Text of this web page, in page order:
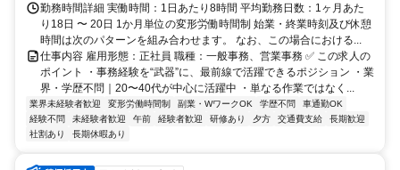
勤務時間詳細 実働時間：1日あたり8時間 平均勤務日数：1ヶ月あた
り18日 〜 20日 1か月単位の変形労働時間制 始業・終業時刻及び休憩
時間は次のパターンを組み合わせます。 なお、この場合における...
仕事内容 雇用形態：正社員 職種：一般事務、営業事務 ✅ この求人の
ポイント ・事務経験を“武器”に、最前線で活躍できるポジション ・業
界・学歴不問｜20〜40代が中心に活躍中 ・単なる作業ではなく...
業界未経験者歓迎 変形労働時間制 副業・WワークOK 学歴不問
車通勤OK
経験不問
未経験者歓迎 午前 経験者歓迎 研修あり 夕方 交通費支給
長期歓迎
社割あり
長期休暇あり